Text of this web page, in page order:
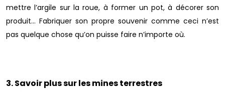
mettre l’argile sur la roue, à former un pot, à décorer son
produit… Fabriquer son propre souvenir comme ceci n’est
pas quelque chose qu’on puisse faire n’importe où.
3. Savoir plus sur les mines terrestres